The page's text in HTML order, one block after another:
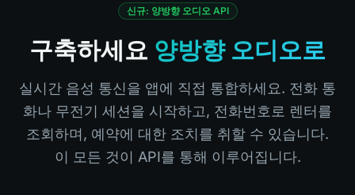
신규: 양방향 오디오 API
구축하세요 양방향 오디오로
실시간 음성 통신을 앱에 직접 통합하세요. 전화 통
화나 무전기 세션을 시작하고, 전화번호로 렌터를
조회하며, 예약에 대한 조치를 취할 수 있습니다.
이 모든 것이 API를 통해 이루어집니다.